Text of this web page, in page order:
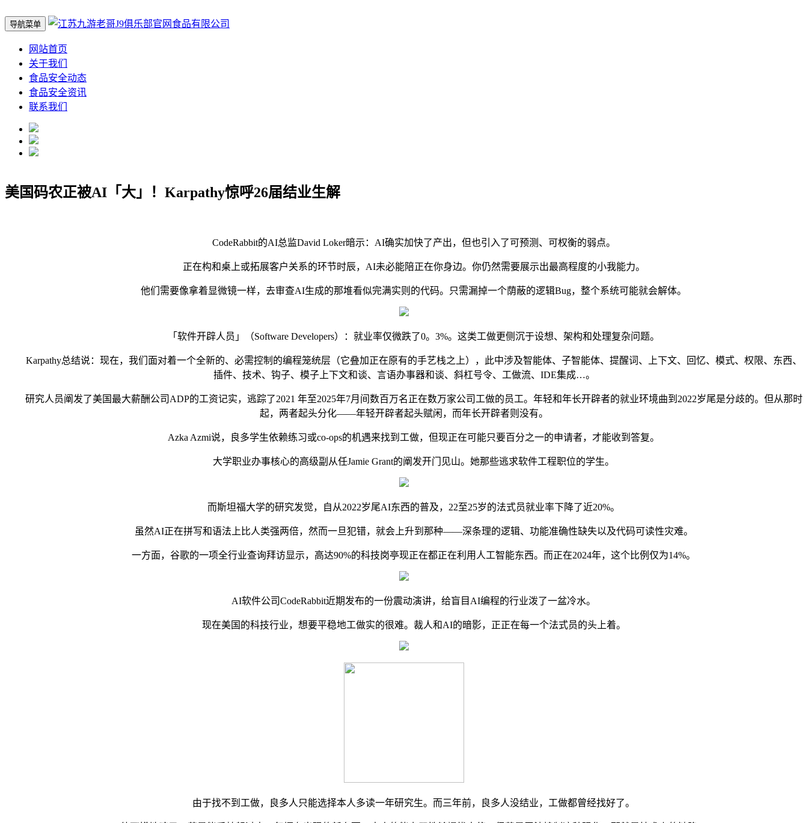
导航菜单
网站首页
关于我们
食品安全动态
食品安全资讯
联系我们
美国码农正被AI「大」！Karpathy惊呼26届结业生解
CodeRabbit的AI总监David Loker暗示：AI确实加快了产出，但也引入了可预测、可权衡的弱点。
正在构和桌上或拓展客户关系的环节时辰，AI未必能陪正在你身边。你仍然需要展示出最高程度的小我能力。
他们需要像拿着显微镜一样，去审查AI生成的那堆看似完满实则的代码。只需漏掉一个荫蔽的逻辑Bug，整个系统可能就会解体。
「软件开辟人员」（Software Developers）：就业率仅微跌了0。3%。这类工做更侧沉于设想、架构和处理复杂问题。
Karpathy总结说：现在，我们面对着一个全新的、必需控制的编程笼统层（它叠加正在原有的手艺栈之上），此中涉及智能体、子智能体、提醒词、上下文、回忆、模式、权限、东西、
插件、技术、钩子、模子上下文和谈、言语办事器和谈、斜杠号令、工做流、IDE集成…。
研究人员阐发了美国最大薪酬公司ADP的工资记实，逃踪了2021 年至2025年7月间数百万名正在数万家公司工做的员工。年轻和年长开辟者的就业环境曲到2022岁尾是分歧的。但从那时
起，两者起头分化——年轻开辟者起头赋闲，而年长开辟者则没有。
Azka Azmi说，良多学生依赖练习或co-ops的机遇来找到工做，但现正在可能只要百分之一的申请者，才能收到答复。
大学职业办事核心的高级副从任Jamie Grant的阐发开门见山。她那些逃求软件工程职位的学生。
而斯坦福大学的研究发觉，自从2022岁尾AI东西的普及，22至25岁的法式员就业率下降了近20%。
虽然AI正在拼写和语法上比人类强两倍，然而一旦犯错，就会上升到那种——深条理的逻辑、功能准确性缺失以及代码可读性灾难。
一方面，谷歌的一项全行业查询拜访显示，高达90%的科技岗亭现正在都正在利用人工智能东西。而正在2024年，这个比例仅为14%。
AI软件公司CodeRabbit近期发布的一份震动演讲，给盲目AI编程的行业泼了一盆冷水。
现在美国的科技行业，想要平稳地工做实的很难。裁人和AI的暗影，正正在每一个法式员的头上着。
由于找不到工做，良多人只能选择本人多读一年研究生。而三年前，良多人没结业，工做都曾经找好了。